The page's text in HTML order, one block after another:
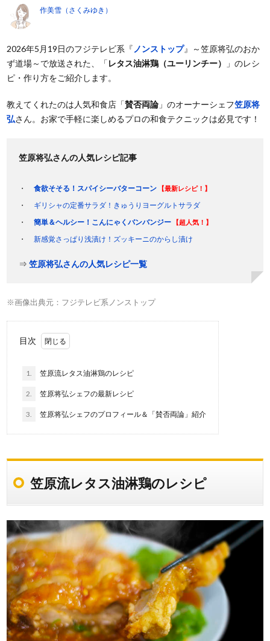
作美雪（さくみゆき）
2026年5月19日のフジテレビ系『 ノンストップ』～笠原将弘のおか
ず道場～で放送された、「レタス油淋鶏（ユーリンチー）
」のレシ
ピ・作り方をご紹介します。
教えてくれたのは人気和食店「賛否両論 」のオーナーシェフ笠原将
弘さん。お家で手軽に楽しめるプロの和食テクニックは必見です！
笠原将弘さんの人気レシピ記事
食欲そそる！スパイシーバターコーン 【最新レシピ！】
ギリシャの定番サラダ！きゅうりヨーグルトサラダ
簡単＆ヘルシー！こんにゃくバンバンジー
【超人気！】
新感覚さっぱり浅漬け！ズッキーニのからし漬け
⇒笠原将弘さんの人気レシピ一覧
※画像出典元：フジテレビ系ノンストップ
目次
1. 笠原流レタス油淋鶏のレシピ
2. 笠原将弘シェフの最新レシピ
3. 笠原将弘シェフのプロフィール＆「賛否両論」紹介
笠原流レタス油淋鶏のレシピ